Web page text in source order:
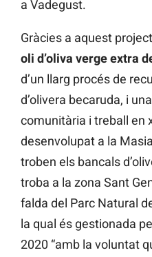
a Vadegust.
Gràcies a aquest
oli d’oliva verge extra
d’un llarg procés de
d’olivera becaruda, i
comunitària i treball en
desenvolupat a la
troben els bancals
troba a la zona Sant
falda del Parc Natural
la qual és gestionada
2020 “amb la voluntat